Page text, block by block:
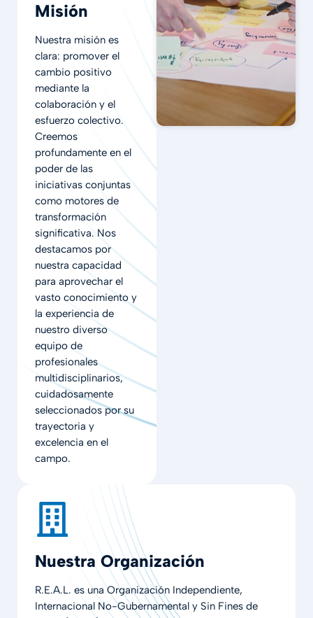
Misión
Nuestra misión es
clara: promover el
cambio positivo
mediante la
colaboración y el
esfuerzo colectivo.
Creemos
profundamente en el
poder de las
iniciativas conjuntas
como motores de
transformación
significativa. Nos
destacamos por
nuestra capacidad
para aprovechar el
vasto conocimiento y
la experiencia de
nuestro diverso
equipo de
profesionales
multidisciplinarios,
cuidadosamente
seleccionados por su
trayectoria y
excelencia en el
campo.
Nuestra Organización
R.E.A.L. es una Organización Independiente,
Internacional No-Gubernamental y Sin Fines de